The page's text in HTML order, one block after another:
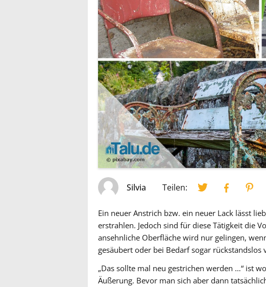
Silvia Teilen:
Ein neuer Anstrich bzw. ein neuer Lack lässt
erstrahlen. Jedoch sind für diese Tätigkeit die
ansehnliche Oberfläche wird nur gelingen,
gesäubert oder bei Bedarf sogar
„Das sollte mal neu gestrichen werden …“ ist
Äußerung. Bevor man sich aber dann